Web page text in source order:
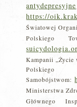
antydepresyjne
https://
Światowej
Polskiego
Kampanii
Samobójstwom:
Ministerstwa
Głównego